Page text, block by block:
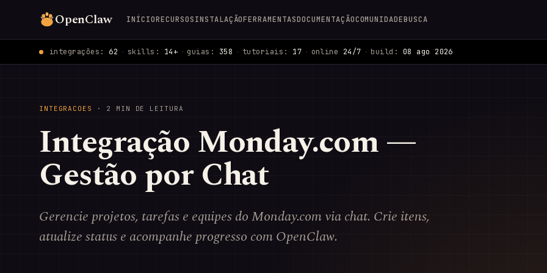
OpenClaw INÍCIORECURSOSINSTALAÇÃOFERRAMENTASDOCUMENTAÇÃOCOMUNIDADEBUSCA
integrações: 62 · skills: 14+ · guias: 358 · tutoriais: 17 · online 24/7 · build: 08 ago 2026
INTEGRACOES · 2 MIN DE LEITURA
Integração Monday.com —
Gestão por Chat
Gerencie projetos, tarefas e equipes do Monday.com via chat. Crie itens,
atualize status e acompanhe progresso com OpenClaw.